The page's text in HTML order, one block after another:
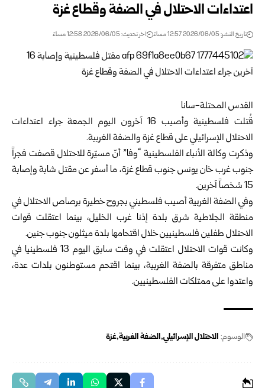
اعتداءات الاحتلال في الضفة وقطاع غزة
تاريخ النشر: 2026/06/05 12:57 مساءً اخر تحديث: 2026/06/05 12:58 مساءً
القدس المحتلة-سانا
قُتلت فلسطينية وأصيب 16 آخرون اليوم الجمعة جراء اعتداءات
الاحتلال الإسرائيلي على قطاع غزة والضفة الغربية.
وذكرت وكالة الأنباء الفلسطينية “وفا” أنّ مسيّرة للاحتلال قصفت فجراً
جنوب غرب خان يونس جنوب قطاع غزة، ما أسفر عن مقتل شابة وإصابة
15 شخصاً آخرين.
وفي الضفة الغربية أصيب فلسطيني بجروح خطيرة برصاص الاحتلال في
منطقة الجلاطية شرق بلدة إذنا غرب الخليل، بينما اعتقلت قوات
الاحتلال طفلين فلسطينيين خلال اقتحامها بلدة ميثلون جنوب جنين.
وكانت قوات الاحتلال اعتقلت في وقت سابق اليوم 13 فلسطينيا في
مناطق متفرقة بالضفة الغربية، بينما اقتحم مستوطنون بلدات عدة،
واعتدوا على ممتلكات الفلسطينيين.
الوسوم: الاحتلال الإسرائيلي الضفة الغربية غزة